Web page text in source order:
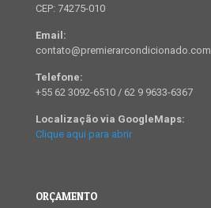
CEP: 74275-010
Email:
contato@premierarcondicionado.com
Telefone:
+55 62 3092-6510 / 62 9 9633-6367
Localização via GoogleMaps:
Clique aqui para abrir
ORÇAMENTO